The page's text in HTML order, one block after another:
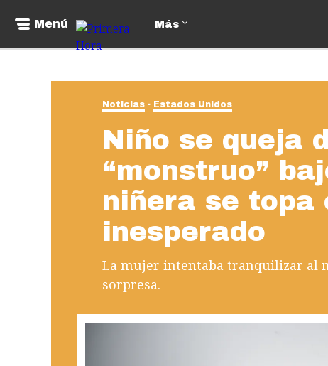
Menú Más
Noticias Estados Unidos
Niño se queja
“monstruo”
niñera se topa
inesperado
La mujer intentaba tranquilizar al
sorpresa.